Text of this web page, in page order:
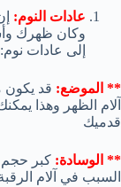
عادات النوم:
وكان ظهرك
إلى عادات نوم:
** الموضع: قد
آلام الظهر وهذا
قدميك
** الوسادة: كبر حجم
السبب في آلام